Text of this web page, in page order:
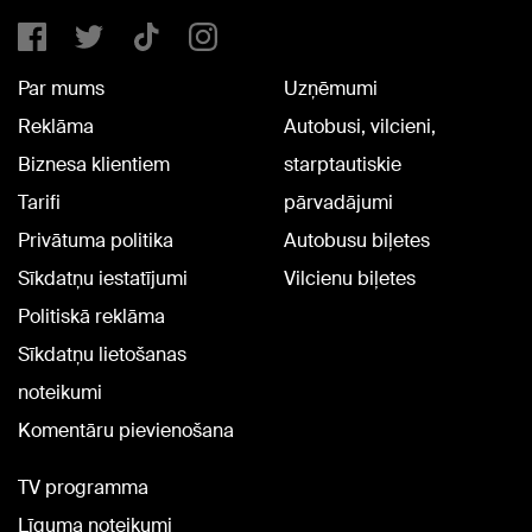
Par mums
Reklāma
Biznesa klientiem
Tarifi
Privātuma politika
Sīkdatņu iestatījumi
Politiskā reklāma
Sīkdatņu lietošanas
noteikumi
Komentāru pievienošana
Uzņēmumi
Autobusi, vilcieni,
starptautiskie
pārvadājumi
Autobusu biļetes
Vilcienu biļetes
TV programma
Līguma noteikumi